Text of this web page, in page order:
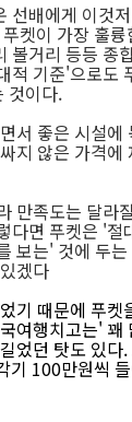
선배에게 이것
켓이 가장 훌
볼거리 등등 종
적 기준'으로도
것이다.
서 좋은 시설
지 않은 가격
만족도는 달라
다면 푸켓은 '
보는' 것에 두
겠다
기 때문에 푸켓
여행치고는'
었던 탓도 있
기 100만원씩